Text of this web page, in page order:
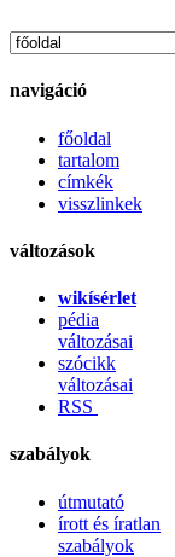
navigáció
főoldal
tartalom
címkék
visszlinkek
változások
wikísérlet
pédia
változásai
szócikk
változásai
RSS
szabályok
útmutató
írott és íratlan
szabályok